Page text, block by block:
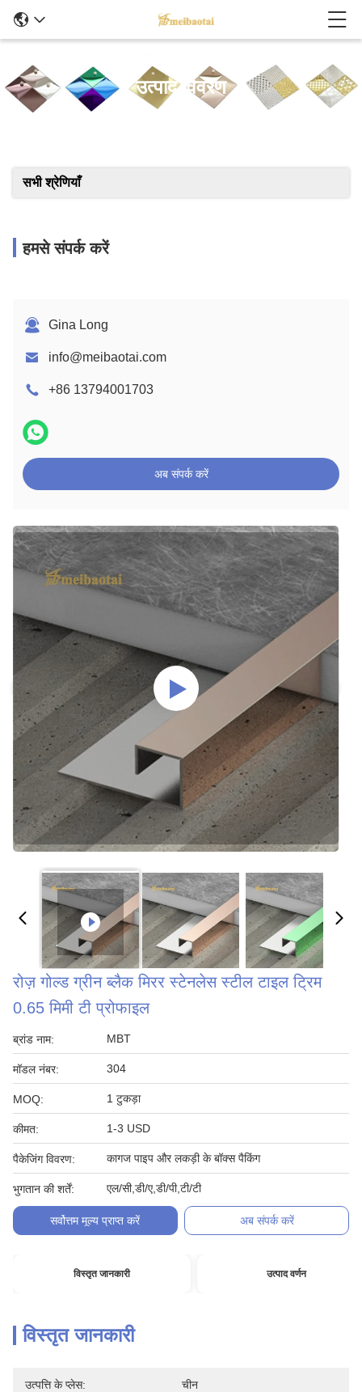
उत्पाद विवरण
सभी श्रेणियाँ
हमसे संपर्क करें
Gina Long
info@meibaotai.com
+86 13794001703
अब संपर्क करें
रोज़ गोल्ड ग्रीन ब्लैक मिरर स्टेनलेस स्टील टाइल ट्रिम
0.65 मिमी टी प्रोफाइल
ब्रांड नाम: MBT
मॉडल नंबर: 304
MOQ: 1 टुकड़ा
कीमत: 1-3 USD
पैकेजिंग विवरण: कागज पाइप और लकड़ी के बॉक्स पैकिंग
भुगतान की शर्तें: एल/सी,डी/ए,डी/पी,टी/टी
सर्वोत्तम मूल्य प्राप्त करें अब संपर्क करें
विस्तृत जानकारी उत्पाद वर्णन
विस्तृत जानकारी
उत्पत्ति के प्लेस: चीन